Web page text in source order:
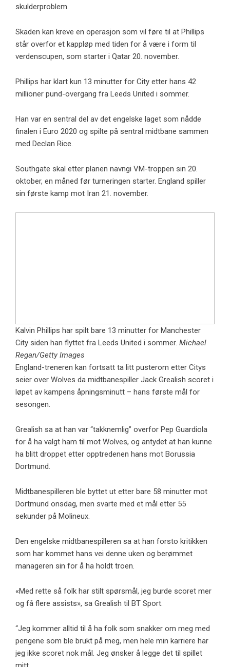
skulderproblem.
Skaden kan kreve en operasjon som vil føre til at Phillips
står overfor et kappløp med tiden for å være i form til
verdenscupen, som starter i Qatar 20. november.
Phillips har klart kun 13 minutter for City etter hans 42
millioner pund-overgang fra Leeds United i sommer.
Han var en sentral del av det engelske laget som nådde
finalen i Euro 2020 og spilte på sentral midtbane sammen
med Declan Rice.
Southgate skal etter planen navngi VM-troppen sin 20.
oktober, en måned før turneringen starter. England spiller
sin første kamp mot Iran 21. november.
Kalvin Phillips har spilt bare 13 minutter for Manchester
City siden han flyttet fra Leeds United i sommer. Michael
Regan/Getty Images
England-treneren kan fortsatt ta litt pusterom etter Citys
seier over Wolves da midtbanespiller Jack Grealish scoret i
løpet av kampens åpningsminutt – hans første mål for
sesongen.
Grealish sa at han var “takknemlig” overfor Pep Guardiola
for å ha valgt ham til mot Wolves, og antydet at han kunne
ha blitt droppet etter opptredenen hans mot Borussia
Dortmund.
Midtbanespilleren ble byttet ut etter bare 58 minutter mot
Dortmund onsdag, men svarte med et mål etter 55
sekunder på Molineux.
Den engelske midtbanespilleren sa at han forsto kritikken
som har kommet hans vei denne uken og berømmet
manageren sin for å ha holdt troen.
«Med rette så folk har stilt spørsmål, jeg burde scoret mer
og få flere assists», sa Grealish til BT Sport.
“Jeg kommer alltid til å ha folk som snakker om meg med
pengene som ble brukt på meg, men hele min karriere har
jeg ikke scoret nok mål. Jeg ønsker å legge det til spillet